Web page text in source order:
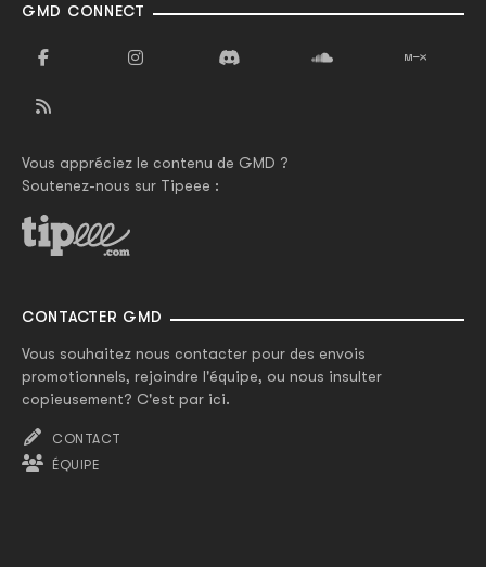
GMD CONNECT
Vous appréciez le contenu de GMD ?
Soutenez-nous sur Tipeee :
CONTACTER GMD
Vous souhaitez nous contacter pour des envois
promotionnels, rejoindre l'équipe, ou nous insulter
copieusement? C'est par ici.
CONTACT
ÉQUIPE